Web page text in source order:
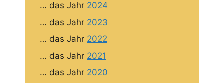
… das Jahr 2024
… das Jahr 2023
… das Jahr 2022
… das Jahr 2021
… das Jahr 2020